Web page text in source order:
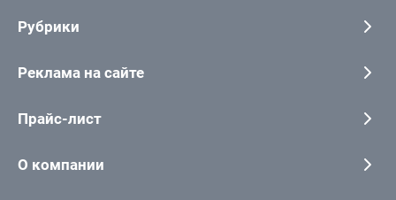
Рубрики
Реклама на сайте
Прайс-лист
О компании